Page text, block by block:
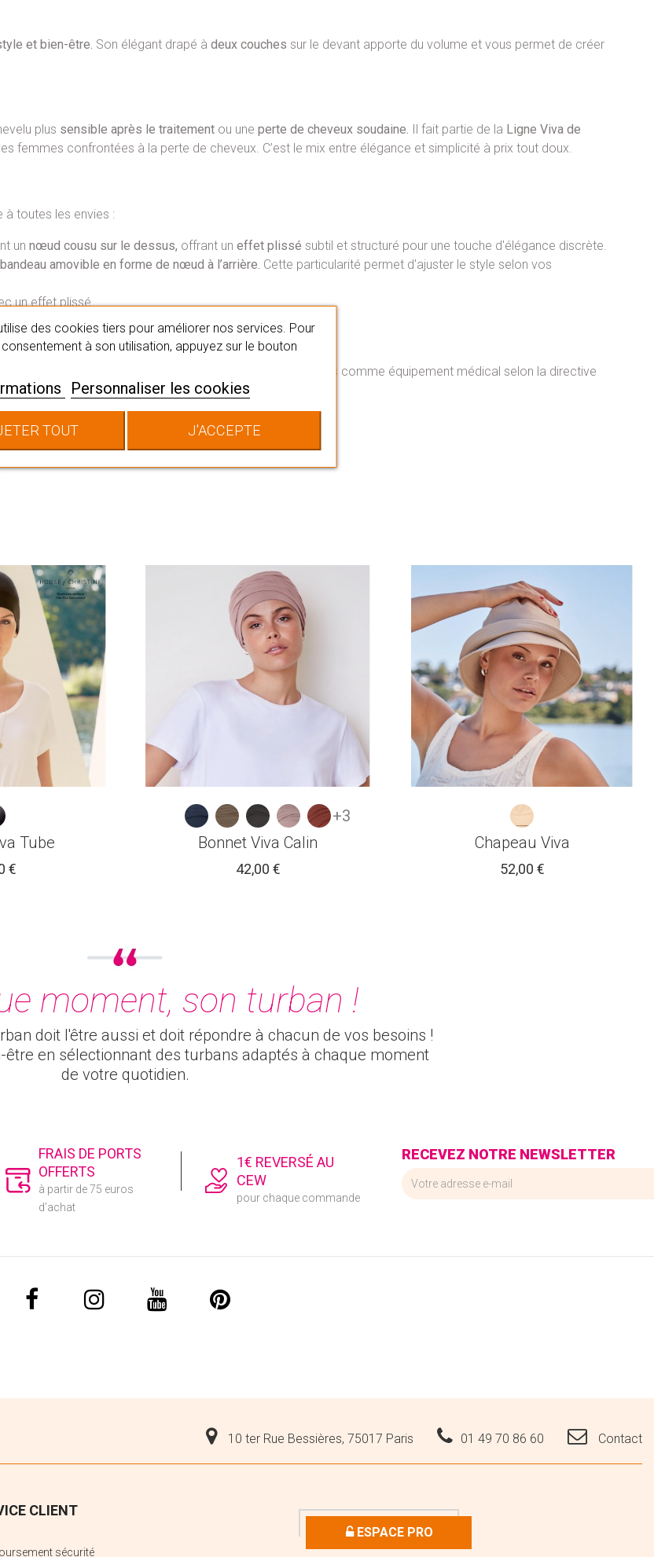
et bien-être. Son élégant drapé à deux couches sur le devant apporte du volume et vous permet de créer
plus sensible après le traitement ou une perte de cheveux soudaine. Il fait partie de la Ligne Viva de
femmes confrontées à la perte de cheveux. C’est le mix entre élégance et simplicité à prix tout doux.
à toutes les envies :
un nœud cousu sur le dessus, offrant un effet plissé subtil et structuré pour une touche d'élégance discrète.
bandeau amovible en forme de nœud à l’arrière. Cette particularité permet d'ajuster le style selon vos
un effet plissé
Viva porte la
, ce qui signifie qu'ils sont classifiés comme équipement médical selon la directive
Tube
€
+3
Bonnet Viva Calin
42,00 €
Chapeau Viva
52,00 €
moment, son turban !
doit l'être aussi et doit répondre à chacun de vos besoins !
être en sélectionnant des turbans adaptés à chaque moment
de votre quotidien.
FRAIS DE PORTS
OFFERTS
à partir de 75 euros
d’achat
1€ REVERSÉ AU
CEW
pour chaque commande
RECEVEZ NOTRE NEWSLETTER
des cookies tiers pour améliorer nos services. Pour
à son utilisation, appuyez sur le bouton
Personnaliser les cookies
TOUT J'ACCEPTE
10 ter Rue Bessières, 75017 Paris 01 49 70 86 60 Contact
CLIENT
sécurité
ESPACE PRO